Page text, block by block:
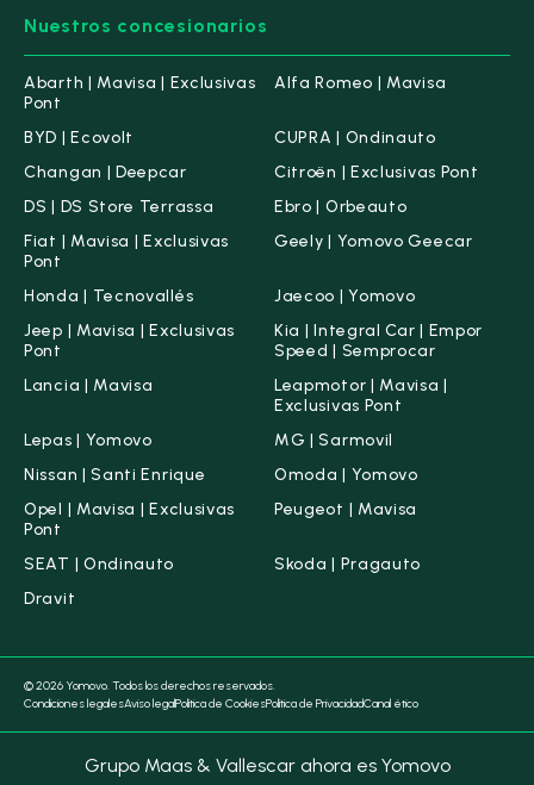
Nuestros concesionarios
Abarth | Mavisa | Exclusivas
Pont
Alfa Romeo | Mavisa
BYD | Ecovolt
CUPRA | Ondinauto
Changan | Deepcar
Citroën | Exclusivas Pont
DS | DS Store Terrassa
Ebro | Orbeauto
Fiat | Mavisa | Exclusivas
Pont
Geely | Yomovo Geecar
Honda | Tecnovallés
Jaecoo | Yomovo
Jeep | Mavisa | Exclusivas
Pont
Kia | Integral Car | Empor
Speed | Semprocar
Lancia | Mavisa
Leapmotor | Mavisa |
Exclusivas Pont
Lepas | Yomovo
MG | Sarmovil
Nissan | Santi Enrique
Omoda | Yomovo
Opel | Mavisa | Exclusivas
Pont
Peugeot | Mavisa
SEAT | Ondinauto
Skoda | Pragauto
Dravit
Condiciones legalesAviso legalPolítica de CookiesPolítica de PrivacidadCanal ético
© 2026 Yomovo. Todos los derechos reservados.
Grupo Maas & Vallescar ahora es Yomovo